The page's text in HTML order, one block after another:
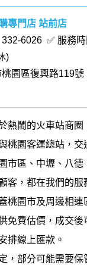
專門店 站前店
6026 ✅ 服務
)
園區復興路119號
熱鬧的火車站商圈
桃園客運總站，交
市區、中壢、八德
客，都在我們的服
桃園市及周邊相連
免費估價，成交後
排線上匯款。
，部分可能需要保